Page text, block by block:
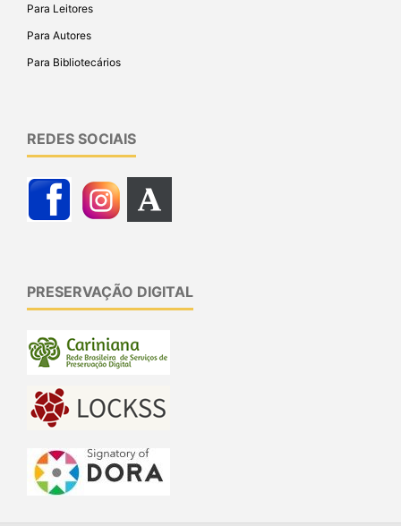
Para Leitores
Para Autores
Para Bibliotecários
REDES SOCIAIS
PRESERVAÇÃO DIGITAL